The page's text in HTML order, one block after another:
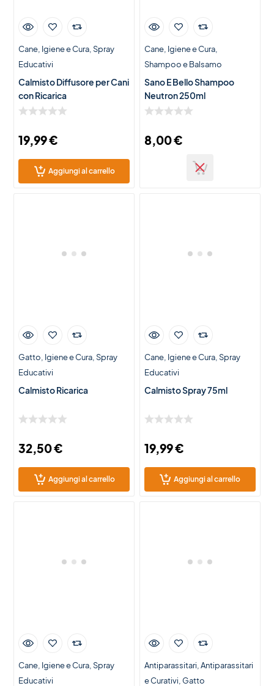
Cane Igiene e Cura Spray
Educativi
Calmisto Diffusore per Cani
con Ricarica
19,99€
Aggiungi al carrello
Cane Igiene e Cura
Shampoo e Balsamo
Sano E Bello Shampoo
Neutron 250ml
8,00€
Gatto Igiene e Cura Spray
Educativi
Calmisto Ricarica
32,50€
Aggiungi al carrello
Cane Igiene e Cura Spray
Educativi
Calmisto Spray 75ml
19,99€
Aggiungi al carrello
Cane Igiene e Cura Spray
Educativi
Antiparassitari Antiparassitari
e Curativi Gatto